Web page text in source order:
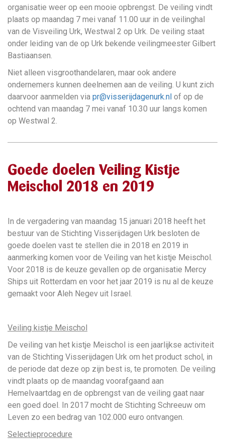
organisatie weer op een mooie opbrengst. De veiling vindt
plaats op maandag 7 mei vanaf 11.00 uur in de veilinghal
van de Visveiling Urk, Westwal 2 op Urk. De veiling staat
onder leiding van de op Urk bekende veilingmeester Gilbert
Bastiaansen.
Niet alleen visgroothandelaren, maar ook andere
ondernemers kunnen deelnemen aan de veiling. U kunt zich
daarvoor aanmelden via pr@visserijdagenurk.nl of op de
ochtend van maandag 7 mei vanaf 10.30 uur langs komen
op Westwal 2.
Goede doelen Veiling Kistje
Meischol 2018 en 2019
In de vergadering van maandag 15 januari 2018 heeft het
bestuur van de Stichting Visserijdagen Urk besloten de
goede doelen vast te stellen die in 2018 en 2019 in
aanmerking komen voor de Veiling van het kistje Meischol.
Voor 2018 is de keuze gevallen op de organisatie Mercy
Ships uit Rotterdam en voor het jaar 2019 is nu al de keuze
gemaakt voor Aleh Negev uit Israel.
Veiling kistje Meischol
De veiling van het kistje Meischol is een jaarlijkse activiteit
van de Stichting Visserijdagen Urk om het product schol, in
de periode dat deze op zijn best is, te promoten. De veiling
vindt plaats op de maandag voorafgaand aan
Hemelvaartdag en de opbrengst van de veiling gaat naar
een goed doel. In 2017 mocht de Stichting Schreeuw om
Leven zo een bedrag van 102.000 euro ontvangen.
Selectieprocedure